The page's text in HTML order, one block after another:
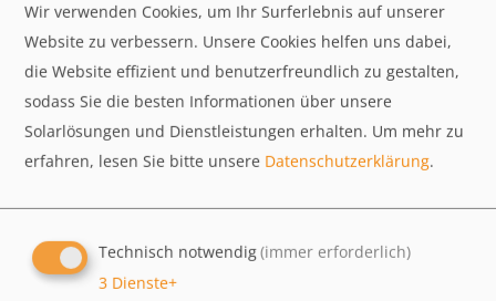
Wir verwenden Cookies, um Ihr Surferlebnis auf unserer
Website zu verbessern. Unsere Cookies helfen uns dabei,
die Website effizient und benutzerfreundlich zu gestalten,
sodass Sie die besten Informationen über unsere
Solarlösungen und Dienstleistungen erhalten. Um mehr zu
erfahren, lesen Sie bitte unsere Datenschutzerklärung.
Technisch notwendig(immer erforderlich)
3 Dienste+